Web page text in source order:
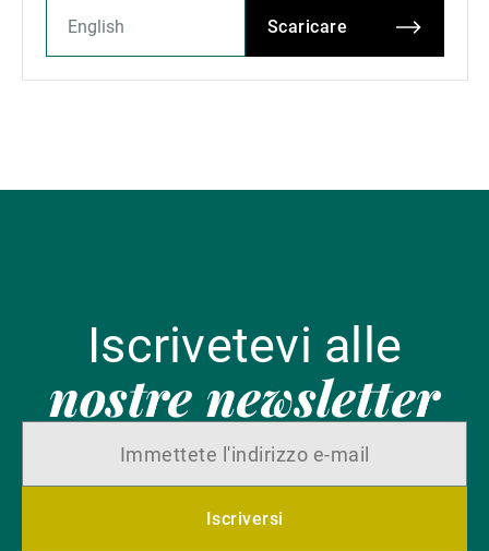
Scaricare
Iscrivetevi alle
nostre newsletter
Iscriversi